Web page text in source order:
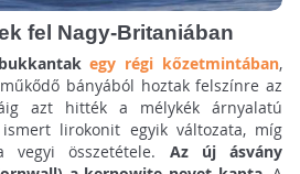
fel Nagy-Britaniában
egy régi kőzetmintában,
bányából hoztak felszínre az
azt hitték a mélykék árnyalatú
lirokonit egyik változata, míg
összetétele. Az új ásvány